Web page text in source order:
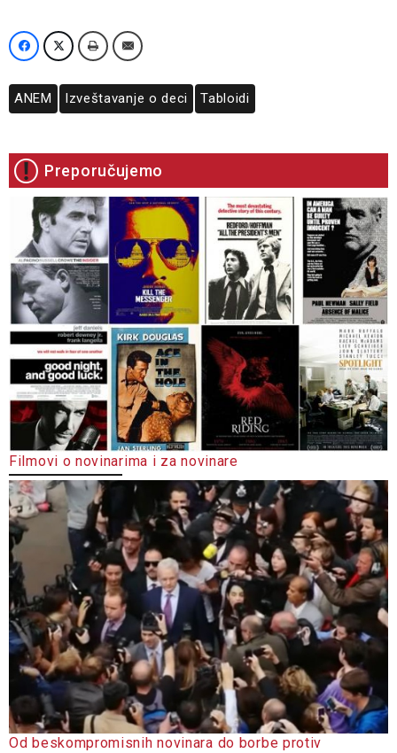
ANEM Izveštavanje o deci Tabloidi
Preporučujemo
Filmovi o novinarima i za novinare
Od beskompromisnih novinara do borbe protiv